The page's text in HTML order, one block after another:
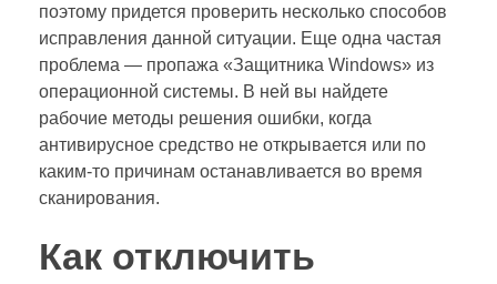
поэтому придется проверить несколько способов
исправления данной ситуации. Еще одна частая
проблема — пропажа «Защитника Windows» из
операционной системы. В ней вы найдете
рабочие методы решения ошибки, когда
антивирусное средство не открывается или по
каким-то причинам останавливается во время
сканирования.
Как отключить